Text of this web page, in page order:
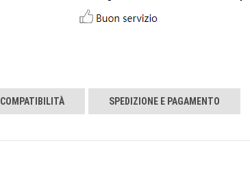
COMPATIBILITÀ SPEDIZIONE E PAGAMENTO